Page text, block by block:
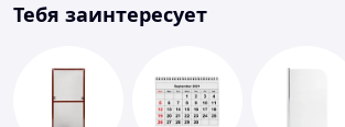
Тебя заинтересует